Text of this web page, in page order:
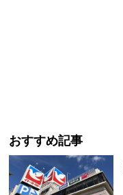
おすすめ記事